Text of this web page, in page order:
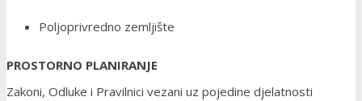
Poljoprivredno zemljište
PROSTORNO PLANIRANJE
Zakoni, Odluke i Pravilnici vezani uz pojedine djelatnosti